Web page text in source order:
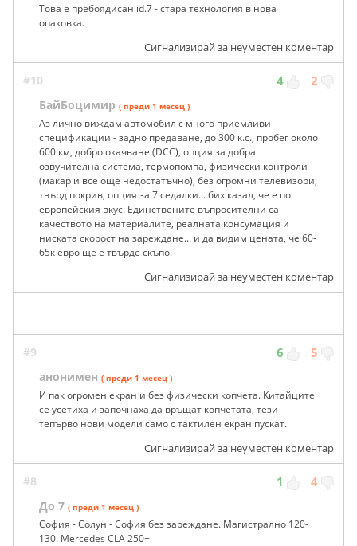
Това е пребоядисан id.7 - стара технология в нова
опаковка.
Сигнализирай за неуместен коментар
#10 4 2
БайБоцимир ( преди 1 месец )
Аз лично виждам автомобил с много приемливи
спецификации - задно предаване, до 300 к.с., пробег около
600 км, добро окачване (DCC), опция за добра
озвучителна система, термопомпа, физически контроли
(макар и все още недостатъчно), без огромни телевизори,
твърд покрив, опция за 7 седалки... бих казал, че е по
европейския вкус. Единствените въпросителни са
качеството на материалите, реалната консумация и
ниската скорост на зареждане... и да видим цената, че 60-
65к евро ще е твърде скъпо.
Сигнализирай за неуместен коментар
#9 6 5
анонимен ( преди 1 месец )
И пак огромен екран и без физически копчета. Китайците
се усетиха и започнаха да връщат копчетата, тези
тепърво нови модели само с тактилен екран пускат.
Сигнализирай за неуместен коментар
#8 1 4
До 7 ( преди 1 месец )
София - Солун - София без зареждане. Магистрално 120-
130. Mercedes CLA 250+